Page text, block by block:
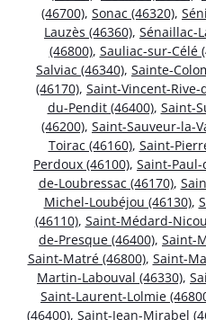
(46700), Sonac (46320),
Lauzès (46360), Sénaillac-
(46800), Sauliac-sur-Célé
Salviac (46340), Sainte-
(46170), Saint-Vincent-Rive-
du-Pendit (46400), Saint-
(46200), Saint-Sauveur-la-
Toirac (46160), Saint-
Perdoux (46100), Saint-Paul-
de-Loubressac (46170),
Michel-Loubéjou (46130),
(46110), Saint-Médard-
de-Presque (46400), Saint-
Saint-Matré (46800), Saint-
Martin-Labouval (46330),
Saint-Laurent-Lolmie
(46400), Saint-Jean-Mirabel